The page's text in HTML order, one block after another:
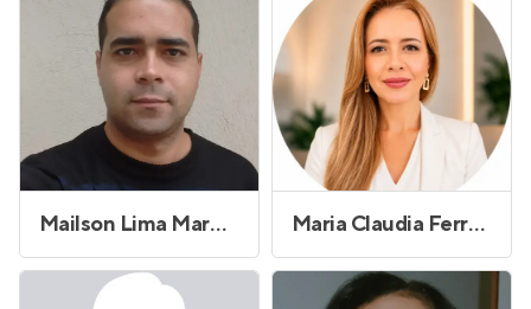
Mailson Lima Marques Maria Claudia Ferreira